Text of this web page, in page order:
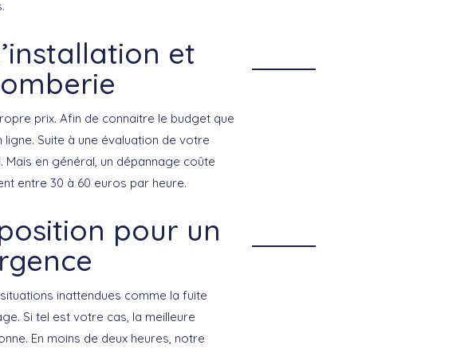
et
prix. Afin de connaitre le budget que
Suite à une évaluation de votre
en général, un dépannage coûte
entre 30 à 60 euros par heure.
pour un
inattendues comme la fuite
Si tel est votre cas, la meilleure
En moins de deux heures, notre